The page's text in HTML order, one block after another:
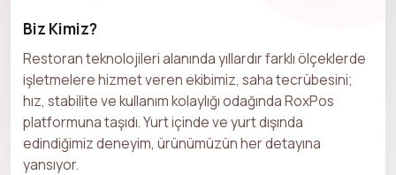
Biz Kimiz?
Restoran teknolojileri alanında yıllardır farklı ölçeklerde
işletmelere hizmet veren ekibimiz, saha tecrübesini;
hız, stabilite ve kullanım kolaylığı odağında RoxPos
platformuna taşıdı. Yurt içinde ve yurt dışında
edindiğimiz deneyim, ürünümüzün her detayına
yansıyor.